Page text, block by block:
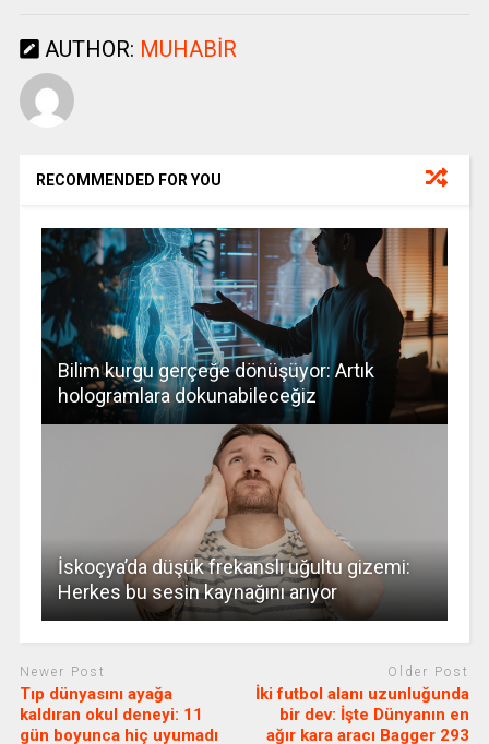
AUTHOR: MUHABIR
RECOMMENDED FOR YOU
Bilim kurgu gerçeğe dönüşüyor: Artık
hologramlara dokunabileceğiz
İskoçya’da düşük frekanslı uğultu gizemi:
Herkes bu sesin kaynağını arıyor
Newer Post
Tıp dünyasını ayağa
kaldıran okul deneyi: 11
gün boyunca hiç uyumadı
Older Post
İki futbol alanı uzunluğunda
bir dev: İşte Dünyanın en
ağır kara aracı Bagger 293